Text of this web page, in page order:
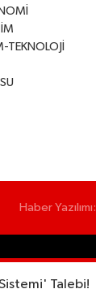
TEKNOLOJİ
Haber Yazılımı:
Talebi!